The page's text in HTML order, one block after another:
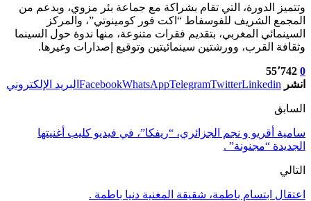
وتتميز الدورة، التي تقام بشراكة مع جماعة بئر مزوي، وبدعم من
المجمع الشريف للفوسفاط “اكت فور كومينوتي”، والمركز
السينمائي المغربي، بتقديم فقرات متنوعة، منها ندوة حول السينما
وثقافة القرب، وورشتين سينمائيتين وتوقيع إصدارات وغيرها.
0 55٬742
انشر
FacebookWhatsAppTelegramTwitterLinkedin البريد الإلكتروني
السابق
سامية أقريو و نجم الجزائري، “ريفكا”، في فيديو كليب أغنيتها
الجديدة “مجنونة” .
التالي
اعتقال ابتسام باطمة، شقيقة المغنية دنيا باطمة .